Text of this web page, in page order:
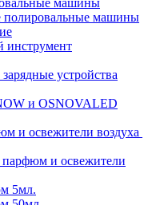
машины
полировальные машины
инструмент
устройства
и OSNOVALED
и освежители воздуха
и освежители
5мл.